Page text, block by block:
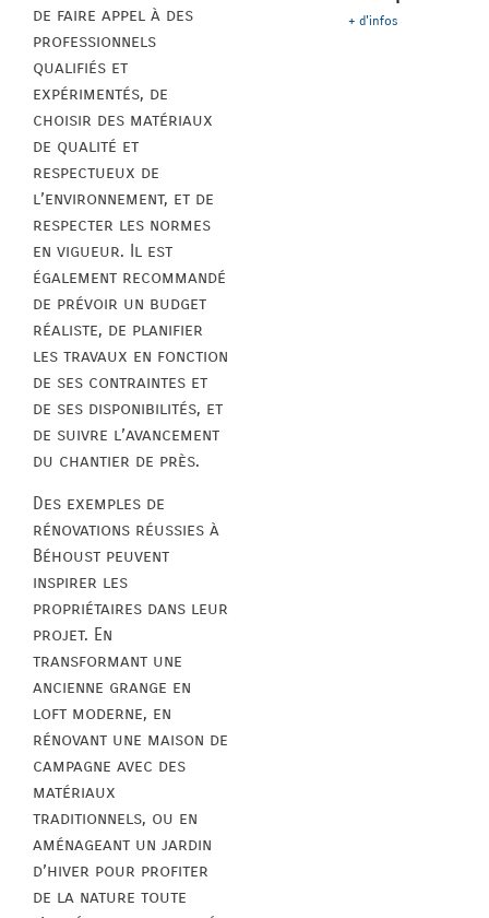
de faire appel à des
professionnels
qualifiés et
expérimentés, de
choisir des matériaux
de qualité et
respectueux de
l’environnement, et de
respecter les normes
en vigueur. Il est
également recommandé
de prévoir un budget
réaliste, de planifier
les travaux en fonction
de ses contraintes et
de ses disponibilités, et
de suivre l’avancement
du chantier de près.
Des exemples de
rénovations réussies à
Béhoust peuvent
inspirer les
propriétaires dans leur
projet. En
transformant une
ancienne grange en
loft moderne, en
rénovant une maison de
campagne avec des
matériaux
traditionnels, ou en
aménageant un jardin
d’hiver pour profiter
de la nature toute
+ d'infos